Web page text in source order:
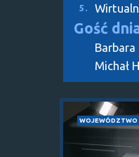
5.
Gość
Barbara
Michał
WOJEWÓDZTWO